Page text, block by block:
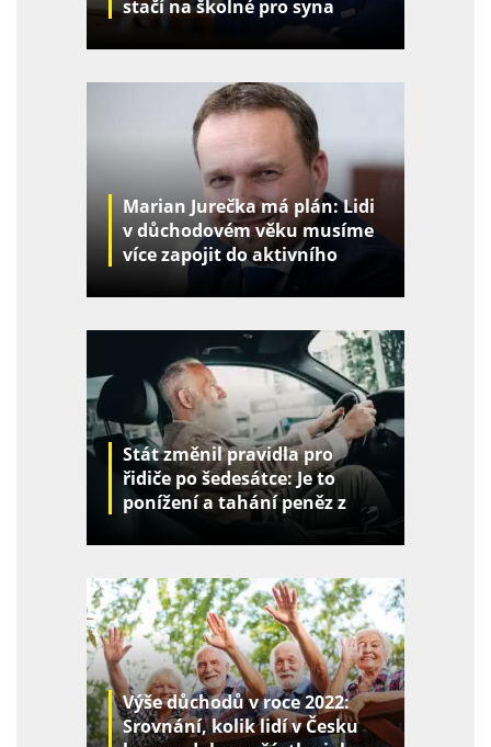
stačí na školné pro syna
Marian Jurečka má plán: Lidi
v důchodovém věku musíme
více zapojit do aktivního
Stát změnil pravidla pro
řidiče po šedesátce: Je to
ponížení a tahání peněz z
Výše důchodů v roce 2022:
Srovnání, kolik lidí v Česku